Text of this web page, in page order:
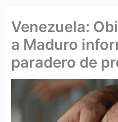
Venezuela:
a Maduro
paradero de